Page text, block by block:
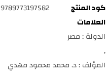
كود المنتج
9789773197582
العلامات
الدولة : مصر
,
المؤلف : د. محمد محمود مهدي